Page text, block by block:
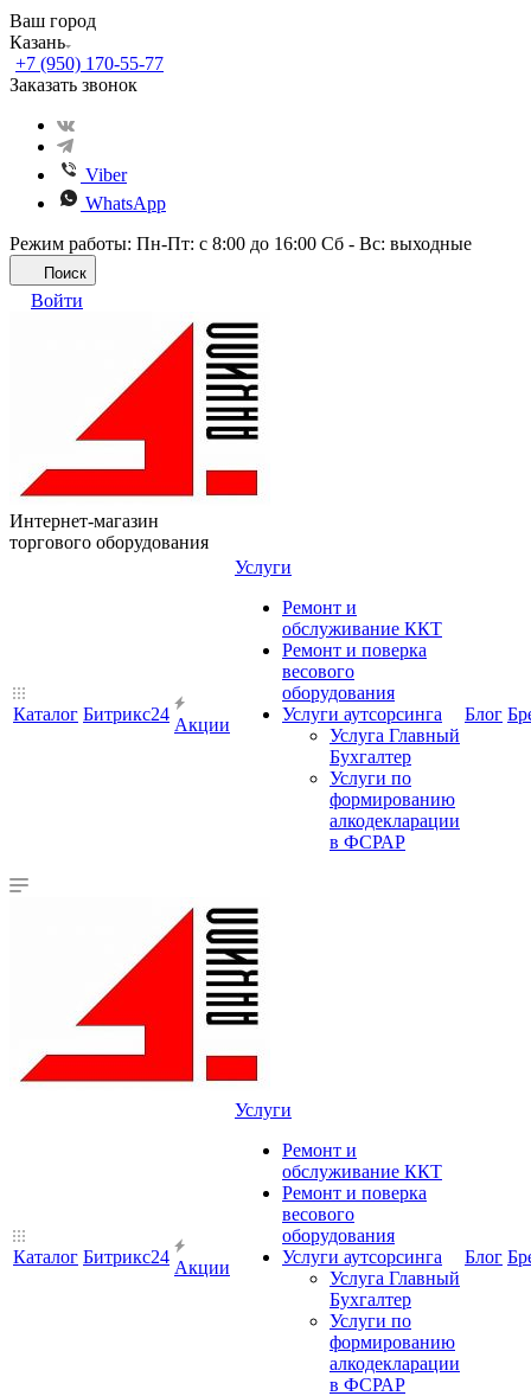
Ваш город
Казань
+7 (950) 170-55-77
Заказать звонок
Viber
WhatsApp
Режим работы: Пн-Пт: с 8:00 до 16:00 Сб - Вс: выходные
Поиск
Войти
Интернет-магазин
торгового оборудования
Каталог Битрикс24
Акции
Услуги
Ремонт и
обслуживание ККТ
Ремонт и поверка
весового
оборудования
Услуги аутсорсинга
Услуга Главный
Бухгалтер
Услуги по
формированию
алкодекларации
в ФСРАР
Блог
Каталог Битрикс24
Акции
Услуги
Ремонт и
обслуживание ККТ
Ремонт и поверка
весового
оборудования
Услуги аутсорсинга
Услуга Главный
Бухгалтер
Услуги по
формированию
алкодекларации
в ФСРАР
Блог